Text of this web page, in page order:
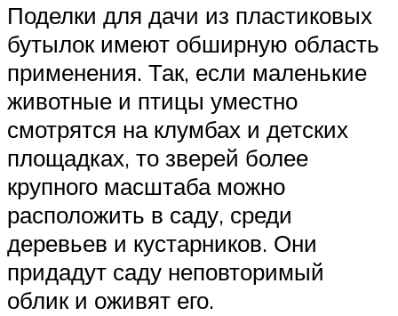
Поделки для дачи из пластиковых
бутылок имеют обширную область
применения. Так, если маленькие
животные и птицы уместно
смотрятся на клумбах и детских
площадках, то зверей более
крупного масштаба можно
расположить в саду, среди
деревьев и кустарников. Они
придадут саду неповторимый
облик и оживят его.